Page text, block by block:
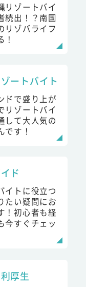
リゾートバイ
続出！？南国
リゾバライフ
！
ートバイト
ドで盛り上が
リゾートバイ
して大人気の
です！
ド
イトに役立つ
たい疑問にお
！初心者も経
今すぐチェッ
厚生